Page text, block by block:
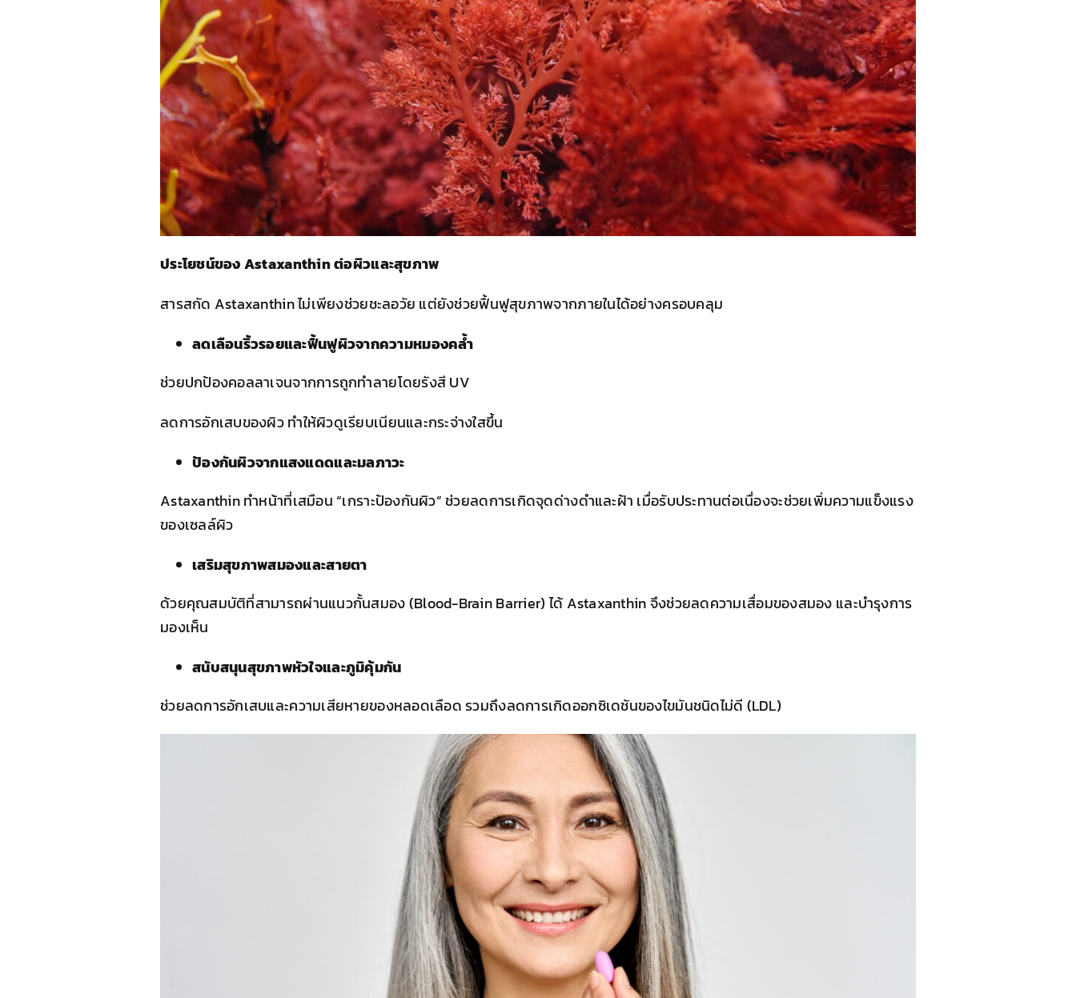
ประโยชน์ของ Astaxanthin ต่อผิวและสุขภาพ
สารสกัด Astaxanthin ไม่เพียงช่วยชะลอวัย แต่ยังช่วยฟื้นฟูสุขภาพจากภายในได้อย่างครอบคลุม
ลดเลือนริ้วรอยและฟื้นฟูผิวจากความหมองคล้ำ
ช่วยปกป้องคอลลาเจนจากการถูกทำลายโดยรังสี UV
ลดการอักเสบของผิว ทำให้ผิวดูเรียบเนียนและกระจ่างใสขึ้น
ป้องกันผิวจากแสงแดดและมลภาวะ
Astaxanthin ทำหน้าที่เสมือน “เกราะป้องกันผิว” ช่วยลดการเกิดจุดด่างดำและฝ้า เมื่อรับประทานต่อเนื่องจะช่วยเพิ่มความแข็งแรง
ของเซลล์ผิว
เสริมสุขภาพสมองและสายตา
ด้วยคุณสมบัติที่สามารถผ่านแนวกั้นสมอง (Blood-Brain Barrier) ได้ Astaxanthin จึงช่วยลดความเสื่อมของสมอง และบำรุงการ
มองเห็น
สนับสนุนสุขภาพหัวใจและภูมิคุ้มกัน
ช่วยลดการอักเสบและความเสียหายของหลอดเลือด รวมถึงลดการเกิดออกซิเดชันของไขมันชนิดไม่ดี (LDL)